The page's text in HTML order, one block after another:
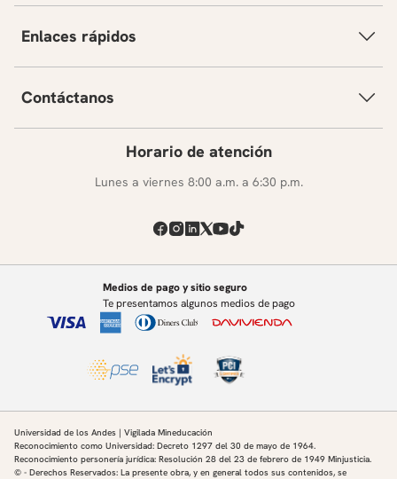
Enlaces rápidos
Contáctanos
Horario de atención
Lunes a viernes 8:00 a.m. a 6:30 p.m.
Medios de pago y sitio seguro
Te presentamos algunos medios de pago
Universidad de los Andes | Vigilada Mineducación
Reconocimiento como Universidad: Decreto 1297 del 30 de mayo de 1964.
Reconocimiento personería jurídica: Resolución 28 del 23 de febrero de 1949 Minjusticia.
© - Derechos Reservados: La presente obra, y en general todos sus contenidos, se